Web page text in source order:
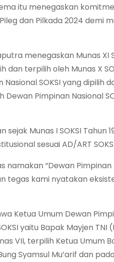
itu menegaskan
dan Pilkada 2024 demi
menegaskan Munas XI
dan terpilih oleh Munas X
SOKSI yang dipilih
Pimpinan Nasional
Munas I SOKSI Tahun
sesuai AD/ART
“Dewan Pimpinan
tegas kami nyatakan
Ketua Umum Dewan
yaitu Bapak Mayjen TNI
VII, terpilih Ketua Umum
Syamsul Mu’arif dan